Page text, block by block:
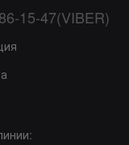
15-47(VIBER)